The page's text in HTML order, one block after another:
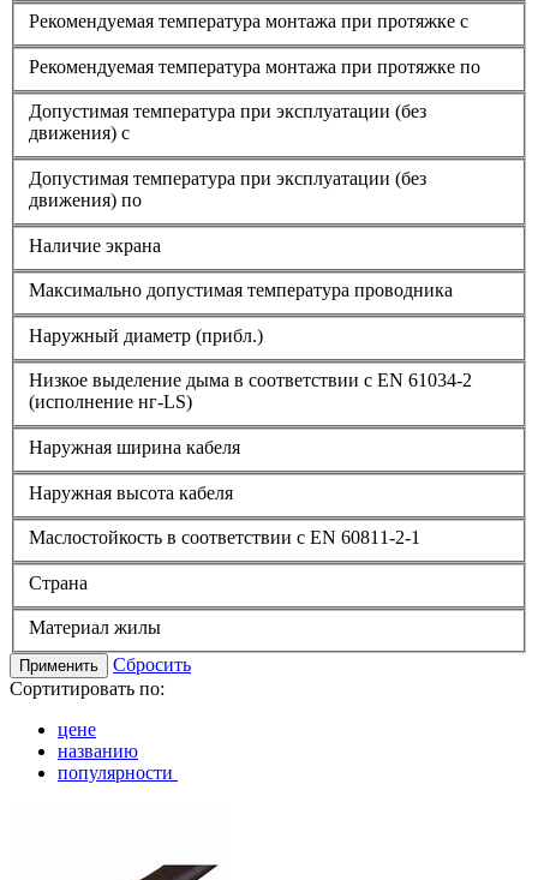
Рекомендуемая температура монтажа при протяжке с
Рекомендуемая температура монтажа при протяжке по
Допустимая температура при эксплуатации (без
движения) с
Допустимая температура при эксплуатации (без
движения) по
Наличие экрана
Максимально допустимая температура проводника
Наружный диаметр (прибл.)
Низкое выделение дыма в соответствии с EN 61034-2
(исполнение нг-LS)
Наружная ширина кабеля
Наружная высота кабеля
Маслостойкость в соответствии с EN 60811-2-1
Страна
Материал жилы
Применить
Сбросить
Сортитировать по:
цене
названию
популярности